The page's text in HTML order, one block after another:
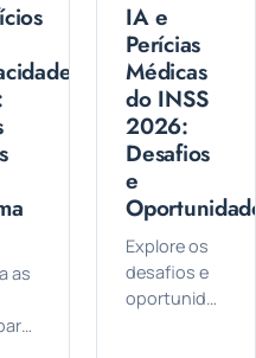
as
IA e
Perícias
Médicas
do INSS
2026:
Desafios
e
Explore os
desafios e
oportunidades